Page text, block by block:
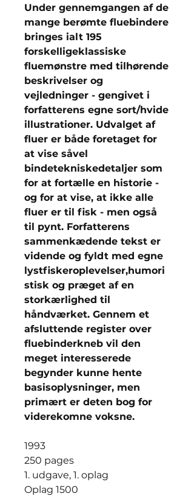
Under gennemgangen af de
mange berømte fluebindere
bringes ialt 195
forskelligeklassiske
fluemønstre med tilhørende
beskrivelser og
vejledninger - gengivet i
forfatterens egne sort/hvide
illustrationer. Udvalget af
fluer er både foretaget for
at vise såvel
bindetekniskedetaljer som
for at fortælle en historie -
og for at vise, at ikke alle
fluer er til fisk - men også
til pynt. Forfatterens
sammenkædende tekst er
vidende og fyldt med egne
lystfiskeroplevelser,humori
stisk og præget af en
storkærlighed til
håndværket. Gennem et
afsluttende register over
fluebinderkneb vil den
meget interesserede
begynder kunne hente
basisoplysninger, men
primært er deten bog for
viderekomne voksne.
1993
250 pages
1. udgave, 1. oplag
Oplag 1500